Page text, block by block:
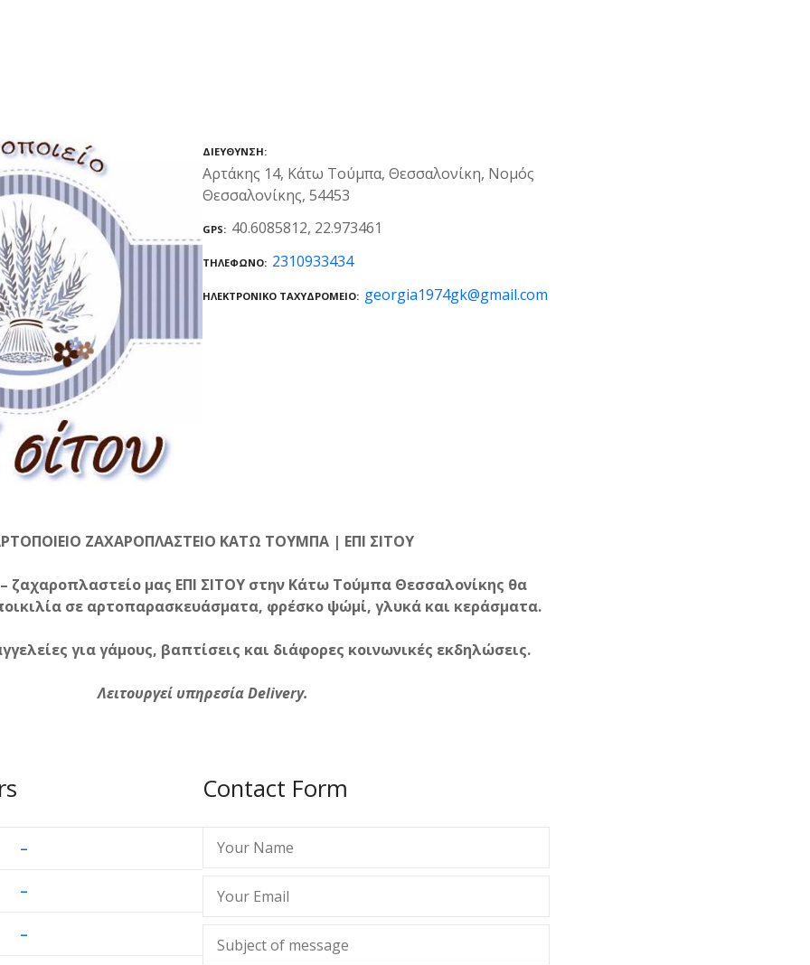
ΔΙΕΎΘΥΝΣΗ
Αρτάκης 14, Κάτω Τούμπα, Θεσσαλονίκη, Νομός
Θεσσαλονίκης, 54453
GPS 40.6085812, 22.973461
ΤΗΛΈΦΩΝΟ 2310933434
ΗΛΕΚΤΡΟΝΙΚΌ ΤΑΧΥΔΡΟΜΕΊΟ georgia1974gk@gmail.com
ΖΑΧΑΡΟΠΛΑΣΤΕΙΟ ΚΑΤΩ ΤΟΥΜΠΑ | ΕΠΙ ΣΙΤΟΥ
ζαχαροπλαστείο μας ΕΠΙ ΣΙΤΟΥ στην Κάτω Τούμπα Θεσσαλονίκης θα
σε αρτοπαρασκευάσματα, φρέσκο ψώμί, γλυκά και κεράσματα.
για γάμους, βαπτίσεις και διάφορες κοινωνικές εκδηλώσεις.
Λειτουργεί υπηρεσία Delivery.
–
–
–
Contact Form